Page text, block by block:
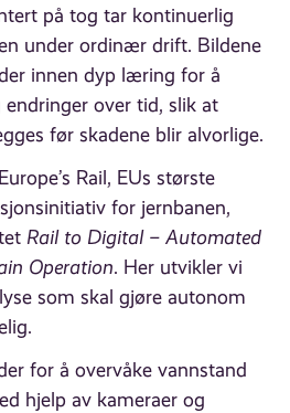
på tog tar kontinuerlig
under ordinær drift. Bildene
innen dyp læring for å
over tid, slik at
før skadene blir alvorlige.
Rail, EUs største
for jernbanen,
Rail to Digital – Automated
Operation. Her utvikler vi
som skal gjøre autonom
for å overvåke vannstand
hjelp av kameraer og